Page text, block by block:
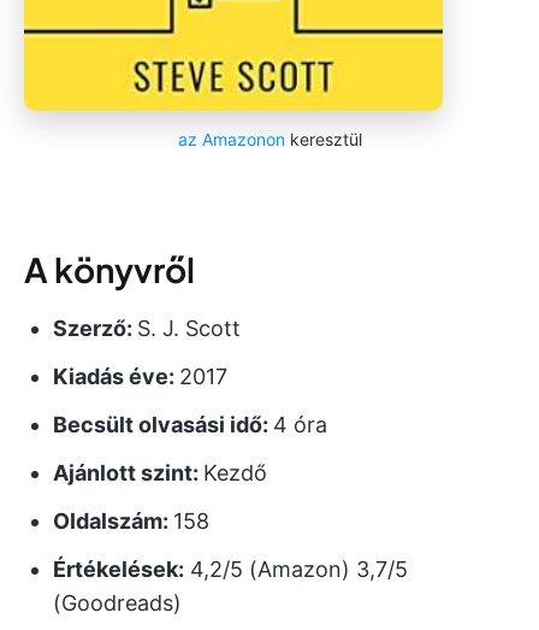
az Amazononkeresztül
A könyvről
Szerző: S. J. Scott
Kiadás éve: 2017
Becsült olvasási idő: 4 óra
Ajánlott szint: Kezdő
Oldalszám: 158
Értékelések: 4,2/5 (Amazon) 3,7/5
(Goodreads)